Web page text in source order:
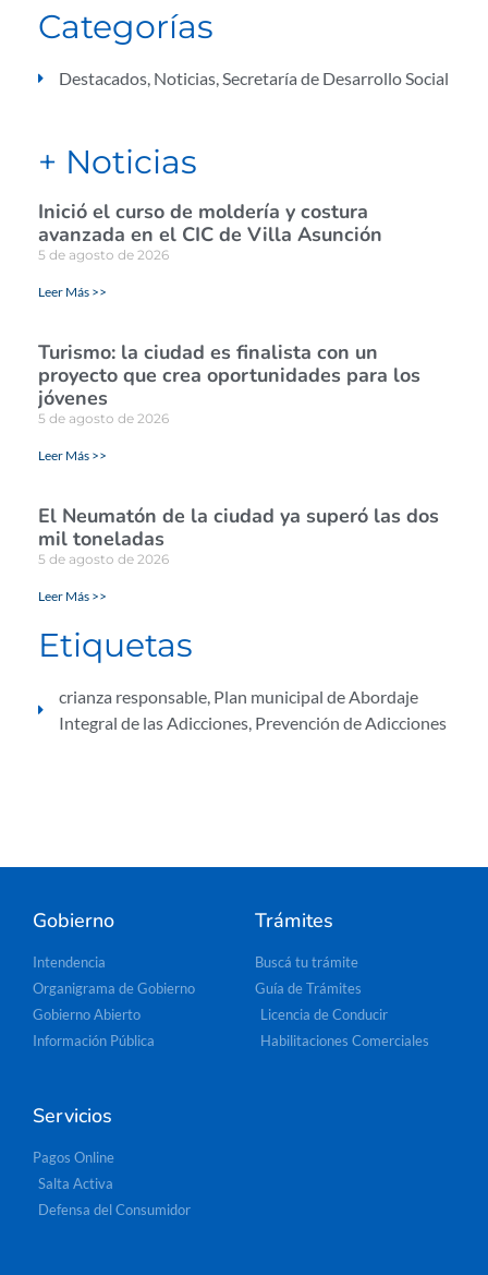
Categorías
Destacados, Noticias,Secretaría de Desarrollo Social
+ Noticias
Inició el curso de moldería y costura
avanzada en el CIC de Villa Asunción
5 de agosto de 2026
Leer Más >>
Turismo: la ciudad es finalista con un
proyecto que crea oportunidades para los
jóvenes
5 de agosto de 2026
Leer Más >>
El Neumatón de la ciudad ya superó las dos
mil toneladas
5 de agosto de 2026
Leer Más >>
Etiquetas
crianza responsable, Plan municipal de Abordaje
Integral de las Adicciones, Prevención de Adicciones
Gobierno
Intendencia
Organigrama de Gobierno
Gobierno Abierto
Información Pública
Trámites
Buscá tu trámite
Guía de Trámites
Licencia de Conducir
Habilitaciones Comerciales
Servicios
Pagos Online
Salta Activa
Defensa del Consumidor